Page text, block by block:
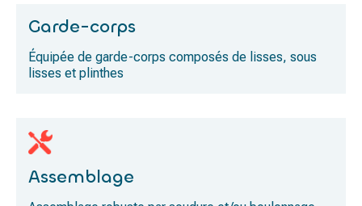
Garde-corps
Équipée de garde-corps composés de lisses, sous
lisses et plinthes
Assemblage